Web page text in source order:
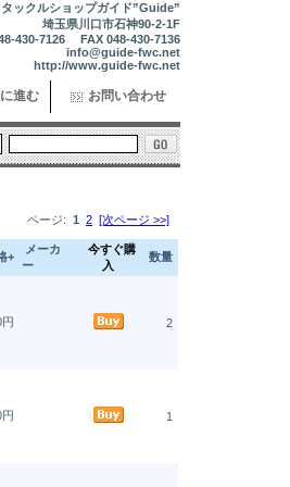
タックルショップガイド”Guide”
埼玉県川口市石神90-2-1F
430-7126 FAX 048-430-7136
info@guide-fwc.net
http://www.guide-fwc.net
進む お問い合わせ
ページ: 1 2 [次ページ >>]
+
メーカ
ー
今すぐ購
入
数量
円 2
円 1